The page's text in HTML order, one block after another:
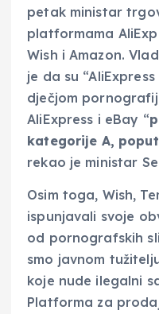
petak ministar
platformama
Wish i Amazon.
je da su
dječjom
AliExpress i eBay “
kategorije A,
rekao je ministar
Osim toga, Wish,
ispunjavali svoje
od pornografskih
smo javnom
koje nude ilegalni
Platforma za